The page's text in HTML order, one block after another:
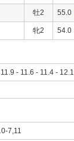
牡2 55.0
牝2 54.0
- 11.6 - 11.4 - 12.1
7,11